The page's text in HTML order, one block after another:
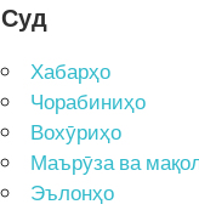
Суд
Хабарҳо
Чорабиниҳо
Вохӯриҳо
Маърӯза ва
Эълонҳо